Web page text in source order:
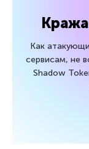
Как
сервисам, не
Shadow